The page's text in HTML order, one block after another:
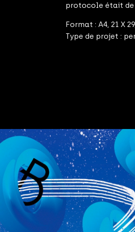
protocole était de
Format : A4, 21 X
Type de projet :